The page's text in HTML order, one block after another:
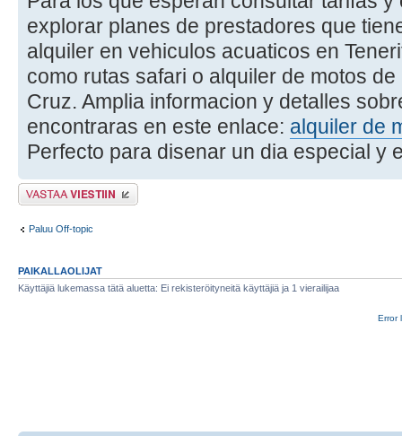
explorar planes de prestadores que
alquiler en vehiculos acuaticos en
como rutas safari o alquiler de motos
Cruz. Amplia informacion y detalles
encontraras en este enlace: alquiler de
Perfecto para disenar un dia especial y
Lähetä vastaus
Paluu Off-topic
PAIKALLAOLIJAT
Käyttäjiä lukemassa tätä aluetta: Ei rekisteröityneitä käyttäjiä ja 1 vierailijaa
Error